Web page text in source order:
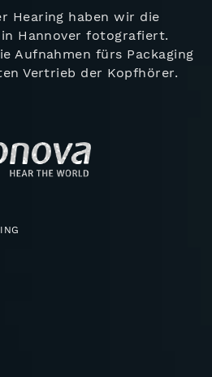
Hearing haben wir die
Hannover fotografiert.
Aufnahmen fürs Packaging
Vertrieb der Kopfhörer.